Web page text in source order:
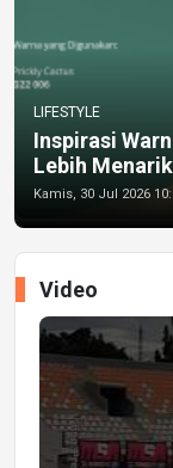
LIFESTYLE
Inspirasi
Lebih Menarik
Kamis, 30 Jul 2026
Video